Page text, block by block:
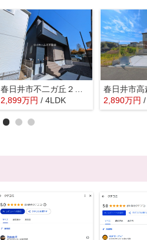
春日井市不二ガ丘２丁目54『仲介料無料』新築戸建て
2,899万円 / 4LDK 2,890万円